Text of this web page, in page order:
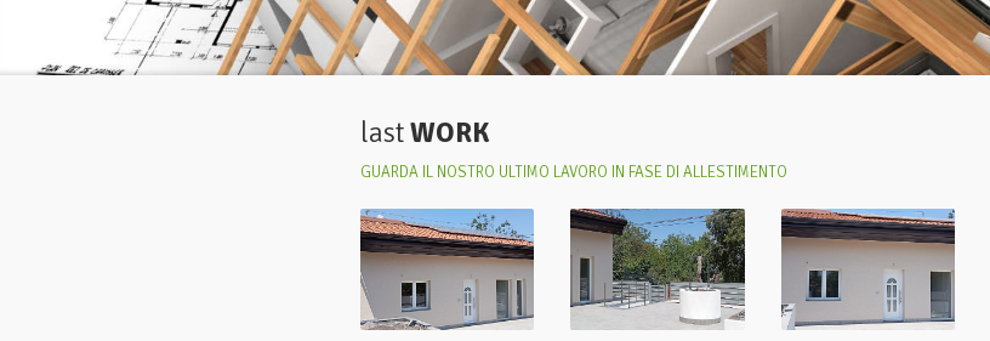
lastWORK
GUARDA IL NOSTRO ULTIMO LAVORO IN FASE DI ALLESTIMENTO